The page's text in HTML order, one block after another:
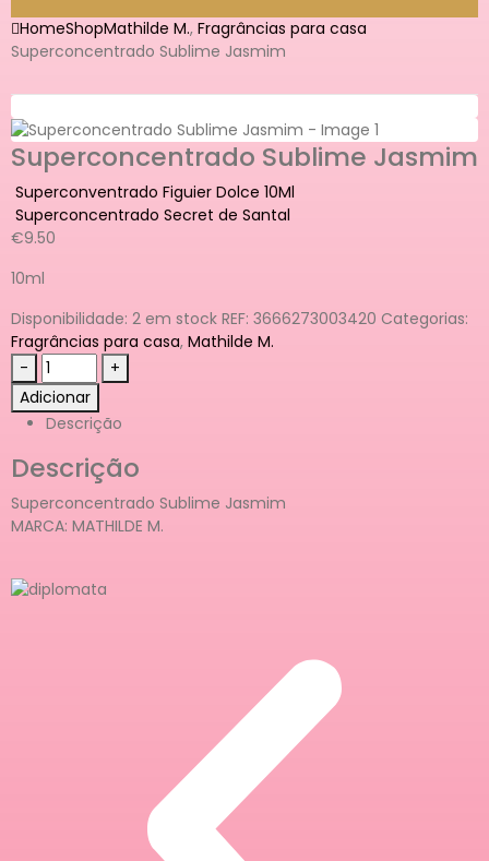
HomeShopMathilde M., Fragrâncias para casa
Superconcentrado Sublime Jasmim
Superconcentrado Sublime Jasmim
Superconventrado Figuier Dolce 10Ml
Superconcentrado Secret de Santal
€9.50
10ml
Disponibilidade: 2 em stock REF: 3666273003420 Categorias:
Fragrâncias para casa, Mathilde M.
-
+
Adicionar
Descrição
Descrição
Superconcentrado Sublime Jasmim
MARCA: MATHILDE M.